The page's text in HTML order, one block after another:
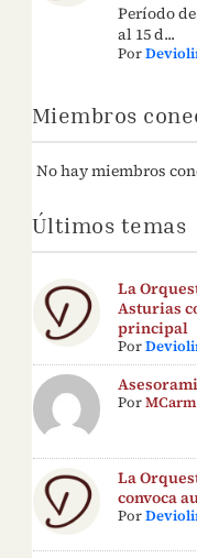
Período
al 15 d...
Por
Miembros
No hay miembros
Últimos temas
La
Asturias
principal
Por
Por
La
convoca
Por